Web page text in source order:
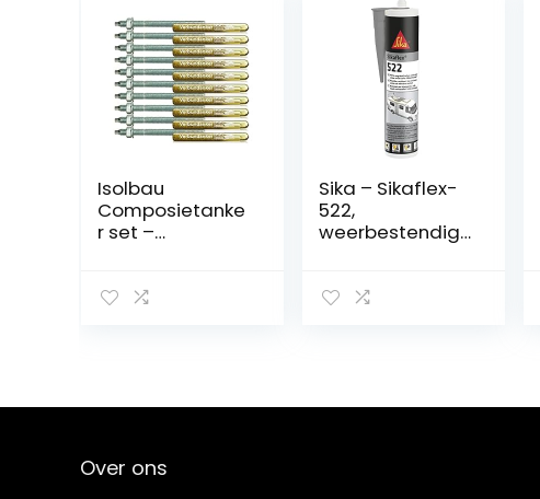
Isolbau
Composietanke
r set –
styreenvrij V08 +
10 stuks
Sika – Sikaflex-
522,
weerbestendige
hechtstof, 300
Over ons